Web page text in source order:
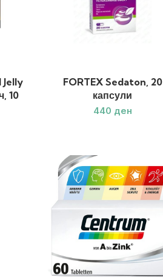
Jelly
10
FORTEX Sedaton, 20
капсули
ден